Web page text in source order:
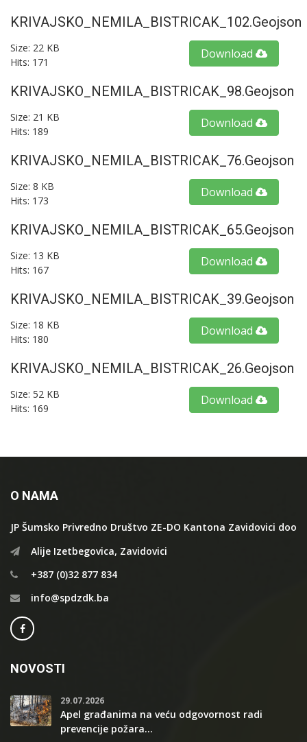
KRIVAJSKO_NEMILA_BISTRICAK_102.geojson
Size: 22 KB
Hits: 171
Download
KRIVAJSKO_NEMILA_BISTRICAK_98.geojson
Size: 21 KB
Hits: 189
Download
KRIVAJSKO_NEMILA_BISTRICAK_76.geojson
Size: 8 KB
Hits: 173
Download
KRIVAJSKO_NEMILA_BISTRICAK_65.geojson
Size: 13 KB
Hits: 167
Download
KRIVAJSKO_NEMILA_BISTRICAK_39.geojson
Size: 18 KB
Hits: 180
Download
KRIVAJSKO_NEMILA_BISTRICAK_26.geojson
Size: 52 KB
Hits: 169
Download
O NAMA
JP Šumsko Privredno Društvo ZE-DO Kantona Zavidovici doo
Alije Izetbegovica, Zavidovici
+387 (0)32 877 834
info@spdzdk.ba
NOVOSTI
29.07.2026
Apel građanima na veću odgovornost radi
prevencije požara...